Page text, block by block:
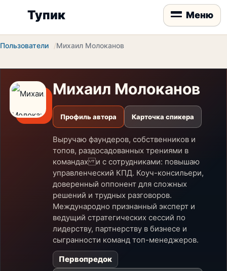
Тупик Меню
Пользователи Михаил Молоканов
Михаил Молоканов
Профиль автора Карточка спикера
Выручаю фаундеров, собственников и
топов, раздосадованных трениями в
командах и с сотрудниками: повышаю
управленческий КПД. Коуч-консильери,
доверенный оппонент для сложных
решений и трудных разговоров.
Международно признанный эксперт и
ведущий стратегических сессий по
лидерству, партнерству в бизнесе и
сыгранности команд топ-менеджеров.
Первопредок